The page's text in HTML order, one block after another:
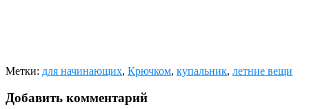
Метки: для начинающих, Крючком, купальник, летние вещи
Добавить комментарий